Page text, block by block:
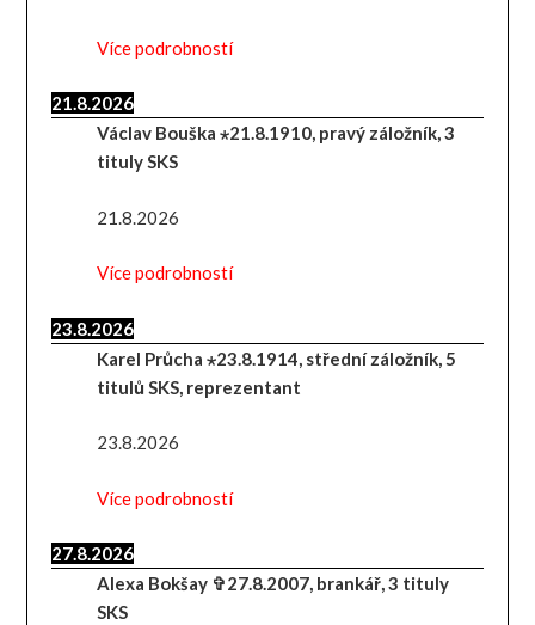
Více podrobností
21.8.2026
Václav Bouška ⋆21.8.1910, pravý záložník, 3
tituly SKS
21.8.2026
Více podrobností
23.8.2026
Karel Průcha ⋆23.8.1914, střední záložník, 5
titulů SKS, reprezentant
23.8.2026
Více podrobností
27.8.2026
Alexa Bokšay ✞27.8.2007, brankář, 3 tituly
SKS